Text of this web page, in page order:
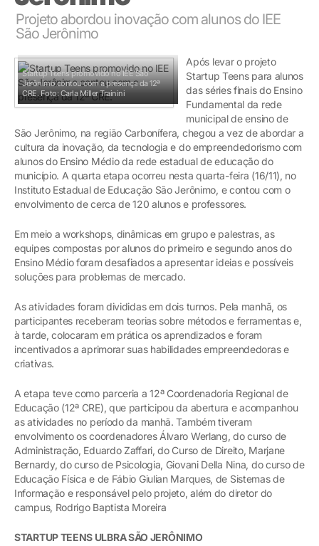
Projeto abordou inovação com alunos do IEE
São Jerônimo
Startup Teens promovido no IEE São
Jerônimo contou com a presença da 12ª
CRE.Foto: Carla Miller Trainini
Após levar o projeto
Startup Teens para alunos
das séries finais do Ensino
Fundamental da rede
municipal de ensino de
São Jerônimo, na região Carbonífera, chegou a vez de abordar a
cultura da inovação, da tecnologia e do empreendedorismo com
alunos do Ensino Médio da rede estadual de educação do
município. A quarta etapa ocorreu nesta quarta-feira (16/11), no
Instituto Estadual de Educação São Jerônimo, e contou com o
envolvimento de cerca de 120 alunos e professores.
Em meio a workshops, dinâmicas em grupo e palestras, as
equipes compostas por alunos do primeiro e segundo anos do
Ensino Médio foram desafiados a apresentar ideias e possíveis
soluções para problemas de mercado.
As atividades foram divididas em dois turnos. Pela manhã, os
participantes receberam teorias sobre métodos e ferramentas e,
à tarde, colocaram em prática os aprendizados e foram
incentivados a aprimorar suas habilidades empreendedoras e
criativas.
A etapa teve como parceria a 12ª Coordenadoria Regional de
Educação (12ª CRE), que participou da abertura e acompanhou
as atividades no período da manhã. Também tiveram
envolvimento os coordenadores Álvaro Werlang, do curso de
Administração, Eduardo Zaffari, do Curso de Direito, Marjane
Bernardy, do curso de Psicologia, Giovani Della Nina, do curso de
Educação Física e de Fábio Giulian Marques, de Sistemas de
Informação e responsável pelo projeto, além do diretor do
campus, Rodrigo Baptista Moreira
STARTUP TEENS ULBRA SÃO JERÔNIMO